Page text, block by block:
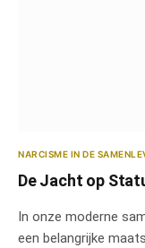
NARCISME IN DE
De Jacht op
In onze moderne
een belangrijke